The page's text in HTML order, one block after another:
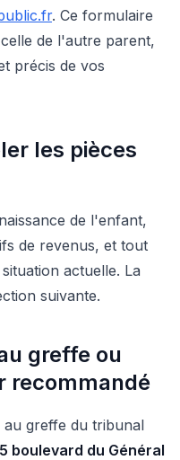
. Ce formulaire
de l'autre parent,
précis de vos
les pièces
de l'enfant,
de revenus, et tout
actuelle. La
suivante.
greffe ou
recommandé
au greffe du tribunal
boulevard du Général